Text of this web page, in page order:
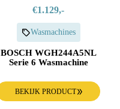
€1.129,-
Wasmachines
BOSCH WGH244A5NL
Serie 6 Wasmachine
BEKIJK PRODUCT